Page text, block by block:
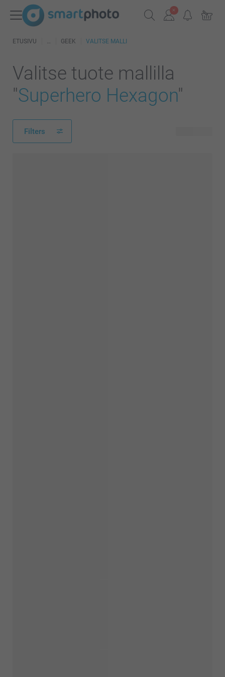
ETUSIVU GEEK VALITSE MALLI
Valitse tuote mallilla
"Superhero Hexagon"
Filters